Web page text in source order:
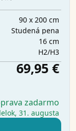
90 x 200 cm
Studená pena
16 cm
H2/H3
69,95 €
zadarmo
31. augusta